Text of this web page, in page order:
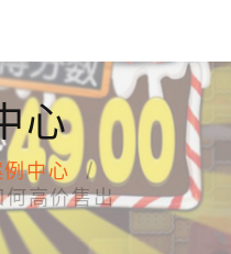
心
例中心
何高价售出